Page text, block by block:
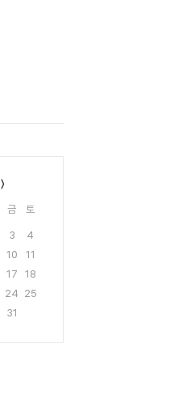
금 토
3
4
10
11
17
18
24 25
31